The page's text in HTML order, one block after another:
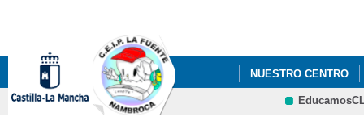
NUESTRO CENTRO
PROYECTOS